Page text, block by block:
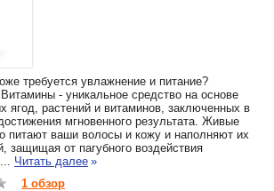
требуется увлажнение и питание?
- уникальное средство на основе
ягод, растений и витаминов, заключенных в
мгновенного результата. Живые
питают ваши волосы и кожу и наполняют их
защищая от пагубного воздействия
Читать далее »
1 обзор